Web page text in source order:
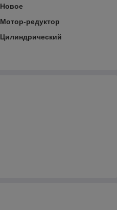
Новое
Мотор-редуктор
Цилиндрический